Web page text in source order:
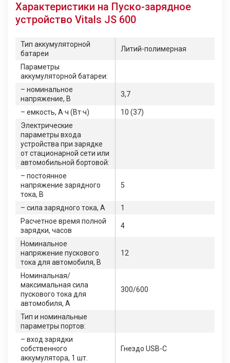
Характеристики на Пуско-зарядное
устройство Vitals JS 600
Тип аккумуляторной
батареи
Литий-полимерная
Параметры
аккумуляторной батареи:
– номинальное
напряжение, В
3,7
– емкость, А·ч (Вт·ч)
10 (37)
Электрические
параметры входа
устройства при зарядке
от стационарной сети или
автомобильной бортовой:
– постоянное
напряжение зарядного
тока, В
5
– сила зарядного тока, А
1
Расчетное время полной
зарядки, часов
4
Номинальное
напряжение пускового
тока для автомобиля, В
12
Номинальная/
максимальная сила
пускового тока для
автомобиля, А
300/600
Тип и номинальные
параметры портов:
– вход зарядки
собственного
аккумулятора, 1 шт.
Гнездо USB-C